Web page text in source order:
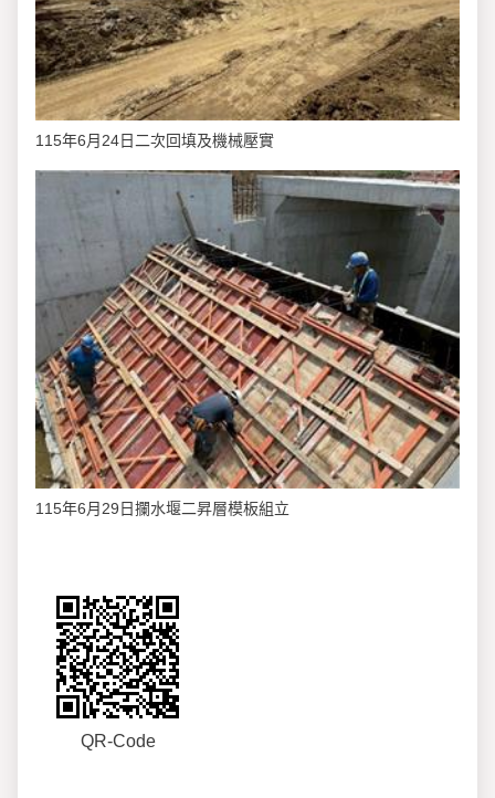
115年6月24日二次回填及機械壓實
115年6月29日攔水堰二昇層模板組立
QR-Code